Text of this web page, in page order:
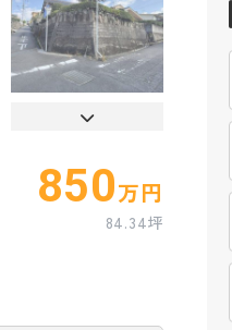
850万円
84.34坪